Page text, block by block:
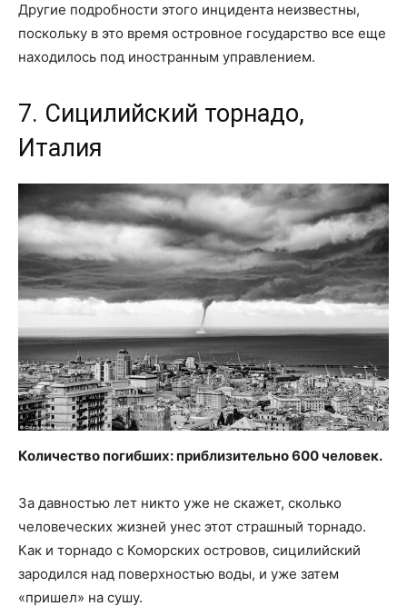
Другие подробности этого инцидента неизвестны,
поскольку в это время островное государство все еще
находилось под иностранным управлением.
7. Сицилийский торнадо,
Италия
Количество погибших: приблизительно 600 человек.
За давностью лет никто уже не скажет, сколько
человеческих жизней унес этот страшный торнадо.
Как и торнадо с Коморских островов, сицилийский
зародился над поверхностью воды, и уже затем
«пришел» на сушу.